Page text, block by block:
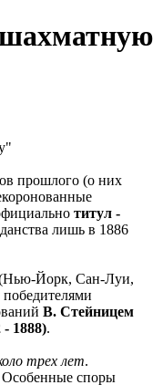
прошлого (о них
титул -
лишь в 1886
(Нью-Йорк, Сан-Луи,
В. Стейницем
1888).
трех лет.
Особенные споры